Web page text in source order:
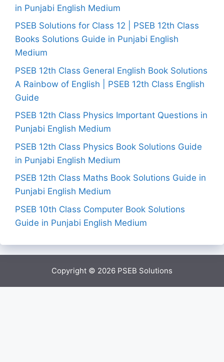
in Punjabi English Medium
PSEB Solutions for Class 12 | PSEB 12th Class
Books Solutions Guide in Punjabi English
Medium
PSEB 12th Class General English Book Solutions
A Rainbow of English | PSEB 12th Class English
Guide
PSEB 12th Class Physics Important Questions in
Punjabi English Medium
PSEB 12th Class Physics Book Solutions Guide
in Punjabi English Medium
PSEB 12th Class Maths Book Solutions Guide in
Punjabi English Medium
PSEB 10th Class Computer Book Solutions
Guide in Punjabi English Medium
Copyright © 2026 PSEB Solutions